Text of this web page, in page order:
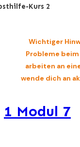
Kurs 2
Wichtiger
Probleme
arbeiten an
wende dich an
1 Modul 7